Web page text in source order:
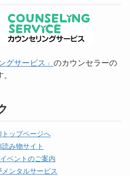
グサービス」 のカウンセラーの
ップページへ
み物サイト
ベントのご案内
ンタルサービス